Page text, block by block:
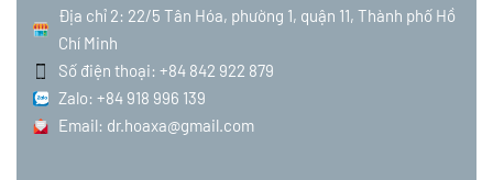
Địa chỉ 2: 22/5 Tân Hóa, phường 1, quận 11, Thành phố Hồ
Chí Minh
Số điện thoại: +84 842 922 879
Zalo: +84 918 996 139
Email: dr.hoaxa@gmail.com